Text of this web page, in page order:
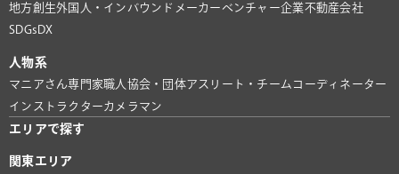
地方創生外国人・インバウンド メーカー ベンチャー企業不動産会社
SDGsDX
人物系
マニアさん専門家職人 協会・団体アスリート・チーム コーディネーター
インストラクターカメラマン
エリアで探す
関東エリア